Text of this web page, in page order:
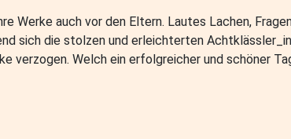
auch vor den Eltern. Lautes Lachen,
sich die stolzen und erleichterten
verzogen. Welch ein erfolgreicher und schöner